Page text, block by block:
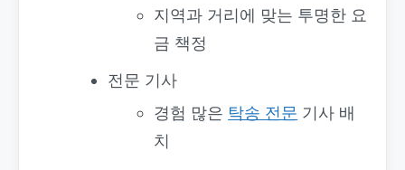
지역과 거리에 맞는 투명한 요
금 책정
전문 기사
경험 많은 탁송 전문 기사 배
치